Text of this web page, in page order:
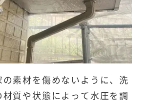
の素材を傷めないように、洗
材質や状態によって水圧を調